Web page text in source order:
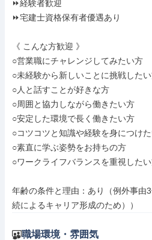
⏩経験者歓迎
⏩宅建士資格保有者優遇あり
《 こんな方歓迎 》
○営業職にチャレンジしてみたい方
○未経験から新しいことに挑戦した
○人と話すことが好きな方
○周囲と協力しながら働きたい方
○安定した環境で長く働きたい方
○コツコツと知識や経験を身につけ
○素直に学ぶ姿勢をお持ちの方
○ワークライフバランスを重視した
年齢の条件と理由：あり（例外事由
続によるキャリア形成のため））
職場環境・雰囲気